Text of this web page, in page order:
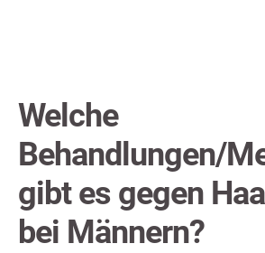
Welche
Behandlungen/
gibt es gegen
bei Männern?